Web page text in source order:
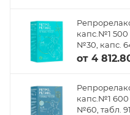
капс.№1
№30, капс.
от 4
капс.№1
№60, табл.